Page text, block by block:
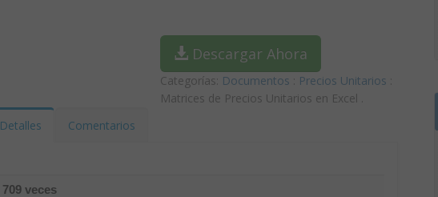
Descargar Ahora
Categorías: Documentos Precios Unitarios
Matrices de Precios Unitarios en Excel
Detalles Comentarios
709 veces